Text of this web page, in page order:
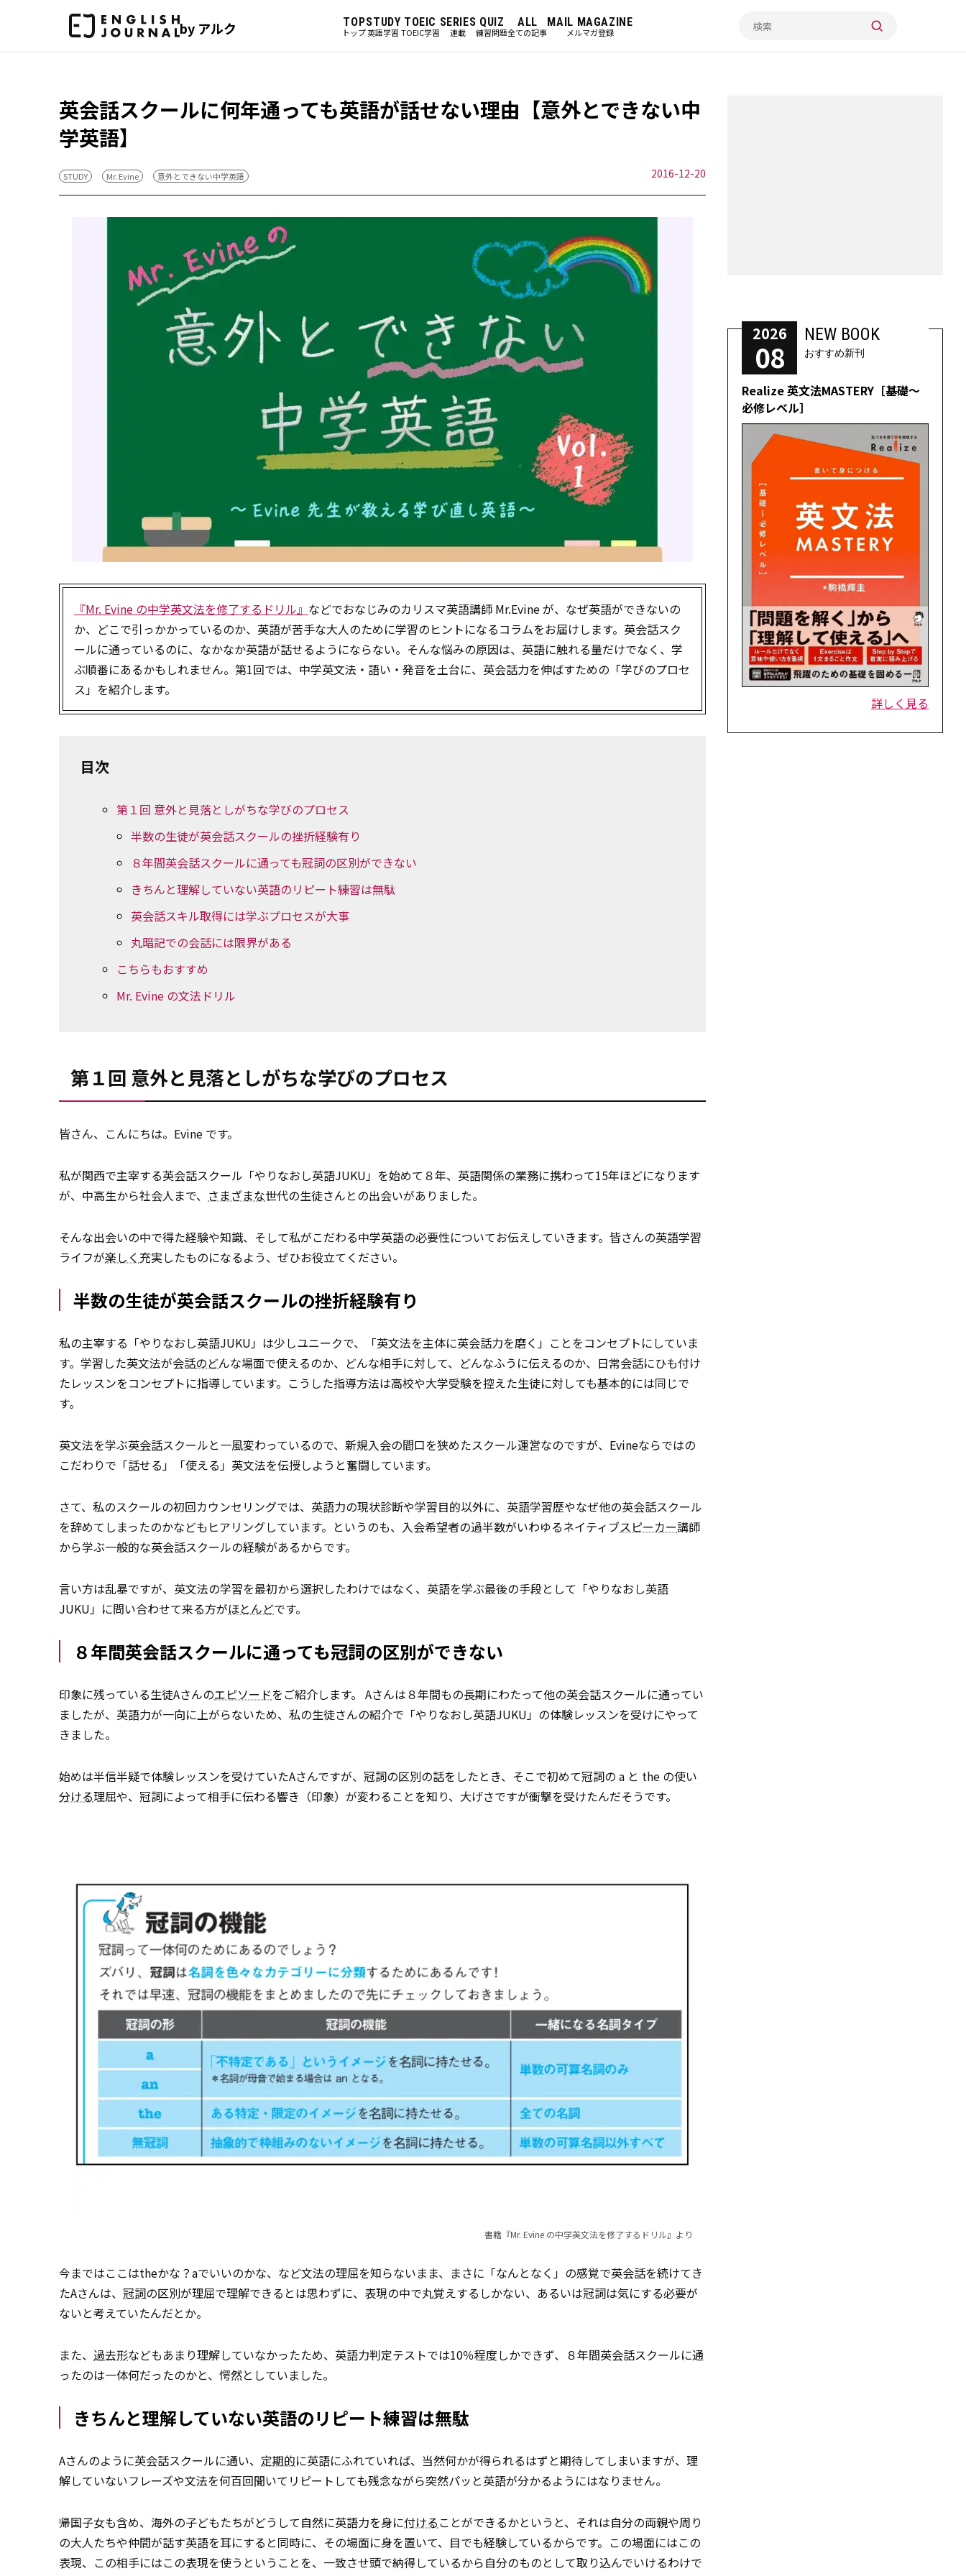
by アルク TOP
トップ
STUDY
英語学習
TOEIC
TOEIC学習
SERIES
連載
QUIZ
練習問題
ALL
全ての記事
MAIL MAGAZINE
メルマガ登録
英会話スクールに何年通っても英語が話せない理由【意外とできない中
学英語】
STUDY Mr. Evine 意外とできない中学英語 2016-12-20
『Mr. Evine の中学英文法を修了するドリル』 などでおなじみのカリスマ英語講師 Mr.Evine が、なぜ英語ができないの
か、どこで引っかかっているのか、英語が苦手な大人のために学習のヒントになるコラムをお届けします。英会話スク
ールに通っているのに、なかなか英語が話せるようにならない。そんな悩みの原因は、英語に触れる量だけでなく、学
ぶ順番にあるかもしれません。第1回では、中学英文法・語い・発音を土台に、英会話力を伸ばすための「学びのプロセ
ス」を紹介します。
目次
第１回 意外と見落としがちな学びのプロセス
半数の生徒が英会話スクールの挫折経験有り
８年間英会話スクールに通っても冠詞の区別ができない
きちんと理解していない英語のリピート練習は無駄
英会話スキル取得には学ぶプロセスが大事
丸暗記での会話には限界がある
こちらもおすすめ
Mr. Evine の文法ドリル
第１回 意外と見落としがちな学びのプロセス
皆さん、こんにちは。Evine です。
私が関西で主宰する英会話スクール「やりなおし英語JUKU」を始めて８年、英語関係の業務に携わって15年ほどになります
が、中高生から社会人まで、 さまざまな世代の生徒さんとの出会いがありました。
そんな出会いの中で得た経験や知識、そして私がこだわる中学英語の必要性についてお伝えしていきます。皆さんの英語学習
ライフが楽しく 充実したものになるよう、ぜひお役立てください。
半数の生徒が英会話スクールの挫折経験有り
私の主宰する「やりなおし英語JUKU」は少しユニークで、「英文法を主体に英会話力を磨く」ことをコンセプトにしていま
す。学習した英文法が会話のどんな場面で使えるのか、どんな相手に対して、どんなふうに伝えるのか、日常会話にひも付け
たレッスンをコンセプトに指導しています。こうした指導方法は高校や大学受験を控えた生徒に対しても基本的には同じで
す。
英文法を学ぶ英会話スクールと一風変わっているので、新規入会の間口を狭めたスクール運営なのですが、Evineならではの
こだわりで「話せる」「使える」英文法を伝授しようと奮闘しています。
さて、私のスクールの初回カウンセリングでは、英語力の現状診断や学習目的以外に、英語学習歴やなぜ他の英会話スクール
を辞めてしまったのかなどもヒアリングしています。というのも、入会希望者の過半数がいわゆるネイティブスピーカー講師
から学ぶ一般的な英会話スクールの経験があるからです。
言い方は乱暴ですが、英文法の学習を最初から選択したわけではなく、英語を学ぶ最後の手段として「やりなおし英語
JUKU」に問い合わせて来る方がほとんどです。
８年間英会話スクールに通っても冠詞の区別ができない
印象に残っている生徒Aさんのエピソードをご紹介します。 Aさんは８年間もの長期にわたって他の英会話スクールに通ってい
ましたが、英語力が一向に上がらないため、私の生徒さんの紹介で「やりなおし英語JUKU」の体験レッスンを受けにやって
きました。
始めは半信半疑で体験レッスンを受けていたAさんですが、冠詞の区別の話をしたとき、そこで初めて冠詞の a と the の使い
分ける理屈や、冠詞によって相手に伝わる響き（印象）が変わることを知り、大げさですが衝撃を受けたんだそうです。
書籍『Mr. Evine の中学英文法を修了するドリル』より
今まではここはtheかな？aでいいのかな、など文法の理屈を知らないまま、まさに「なんとなく」の感覚で英会話を続けてき
たAさんは、 冠詞の区別が理屈で理解できるとは思わずに、表現の中で丸覚えするしかない、あるいは冠詞は気にする必要が
ないと考えていたんだとか。
また、 過去形などもあまり理解していなかったため、英語力判定テストでは10％程度しかできず、８年間英会話スクールに通
ったのは一体何だったのかと、愕然としていました。
きちんと理解していない英語のリピート練習は無駄
Aさんのように英会話スクールに通い、 定期的に英語にふれていれば、当然何かが得られるはずと期待してしまいますが、理
解していないフレーズや文法を何百回聞いてリピートしても残念ながら突然パッと英語が分かるようにはなりません。
帰国子女も含め、海外の子どもたちがどうして自然に英語力を身に付けることができるかというと、それは自分の両親や周り
の大人たちや仲間が話す英語を耳にすると同時に、その場面に身を置いて、目でも経験しているからです。この場面にはこの
表現、この相手にはこの表現を使うということを、一致させ頭で納得しているから自分のものとして取り込んでいけるわけで
2026
08
NEW BOOK
おすすめ新刊
Realize 英文法MASTERY［基礎～
必修レベル］
詳しく見る